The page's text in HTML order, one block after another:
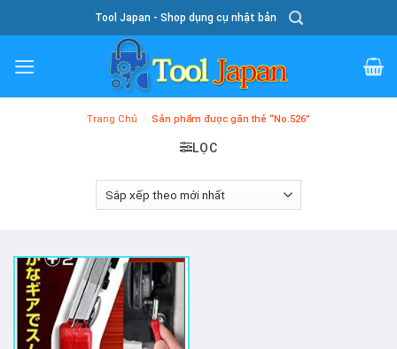
To
Content
Tool Japan - Shop dụng cụ nhật bản
Trang Chủ / Sản phẩm được gắn thẻ “No.526”
LỌC